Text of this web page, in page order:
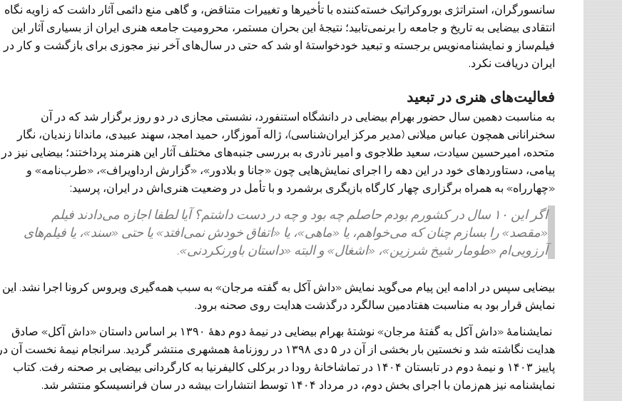
سانسورگران، استراتژی بوروکراتیک خسته‌کننده با تأخیرها و تغییرات متناقض، و گاهی منع دائمی آثار داشت که زاویه نگاه
انتقادی بیضایی به تاریخ و جامعه را برنمی‌تابید؛ نتیجهٔ این بحران مستمر، محرومیت جامعه هنری ایران از بسیاری آثار این
فیلم‌ساز و نمایشنامه‌نویس برجسته و تبعید خودخواستهٔ او شد که حتی در سال‌های آخر نیز مجوزی برای بازگشت و کار در
ایران دریافت نکرد.
فعالیت‌های هنری در تبعید
به مناسبت دهمین سال حضور بهرام بیضایی در دانشگاه استنفورد، نشستی مجازی در دو روز برگزار شد که در آن
سخنرانانی همچون عباس میلانی (مدیر مرکز ایران‌شناسی)، ژاله آموزگار، حمید امجد، سهند عبیدی، ماندانا زندیان، نگار
متحده، امیرحسین سیادت، سعید طلاجوی و امیر نادری به بررسی جنبه‌های مختلف آثار این هنرمند پرداختند؛ بیضایی نیز در
پیامی، دستاوردهای خود در این دهه را اجرای نمایش‌هایی چون «جانا و بلادور»، «گزارش ارداویراف»، «طرب‌نامه» و
«چهارراه» به همراه برگزاری چهار کارگاه بازیگری برشمرد و با تأمل در وضعیت هنری‌اش در ایران، پرسید:
اگر این ۱۰ سال در کشورم بودم حاصلم چه بود و چه در دست داشتم؟ آیا لطفا اجازه می‌دادند فیلم
«مقصد» را بسازم چنان که می‌خواهم، یا «ماهی»، یا «اتفاق خودش نمی‌افتد» یا حتی «سند»، یا فیلم‌های
آرزویی‌ام «طومار شیخ شرزین»، «اشغال» و البته «داستان باورنکردنی».
بیضایی سپس در ادامه این پیام می‌گوید نمایش «داش آکل به گفته مرجان» به سبب همه‌گیری ویروس کرونا اجرا نشد. این
نمایش قرار بود به مناسبت هفتادمین سالگرد درگذشت هدایت روی صحنه برود.
نمایشنامهٔ «داش آکل به گفتهٔ مرجان» نوشتهٔ بهرام بیضایی در نیمهٔ دوم دههٔ ۱۳۹۰ بر اساس داستان «داش آکل» صادق
هدایت نگاشته شد و نخستین بار بخشی از آن در ۵ دی ۱۳۹۸ در روزنامهٔ همشهری منتشر گردید. سرانجام نیمهٔ نخست آن در
پاییز ۱۴۰۳ و نیمهٔ دوم در تابستان ۱۴۰۴ در تماشاخانهٔ رودا در برکلی کالیفرنیا به کارگردانی بیضایی بر صحنه رفت. کتاب
نمایشنامه نیز هم‌زمان با اجرای بخش دوم، در مرداد ۱۴۰۴ توسط انتشارات بیشه در سان فرانسیسکو منتشر شد.